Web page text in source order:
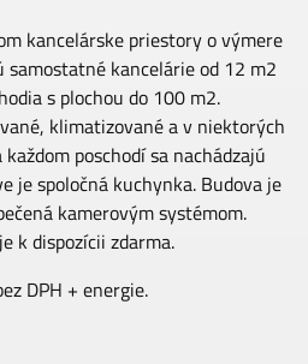
kancelárske priestory o výmere
samostatné kancelárie od 12 m2
s plochou do 100 m2.
klimatizované a v niektorých
poschodí sa nachádzajú
je spoločná kuchynka. Budova je
kamerovým systémom.
k dispozícii zdarma.
DPH + energie.